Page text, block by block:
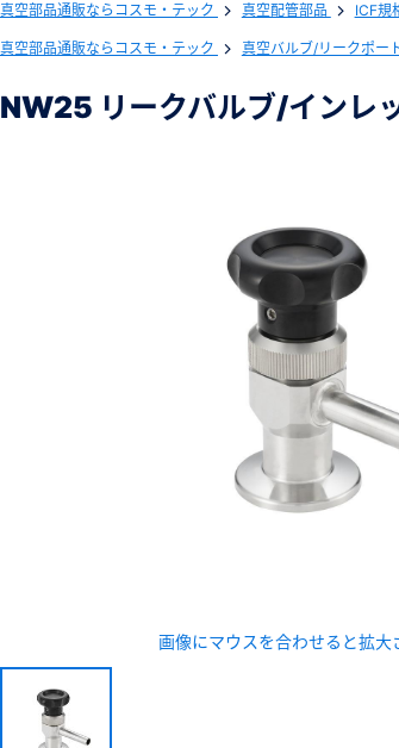
真空部品通販ならコスモ・テック 真空配管部品 ICF規
真空部品通販ならコスモ・テック 真空バルブ/リークポー
NW25 リークバルブ/インレ
画像にマウスを合わせると拡大
型式 ：NW25ILTV 製
※新規会員登録をお申し込み頂いて
また当社の判断によりお断りする場合